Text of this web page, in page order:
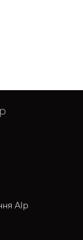
Alp